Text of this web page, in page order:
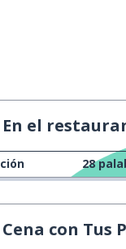
En el
28
Cena con Tus